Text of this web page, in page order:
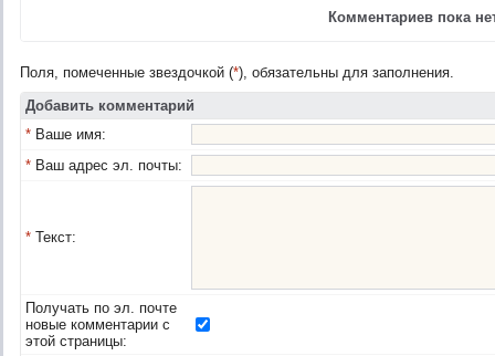
Комментариев пока
Поля, помеченные звездочкой (*), обязательны для заполнения.
Добавить комментарий
* Ваше имя:
* Ваш адрес эл. почты:
* Текст:
Получать по эл. почте
новые комментарии с
этой страницы: